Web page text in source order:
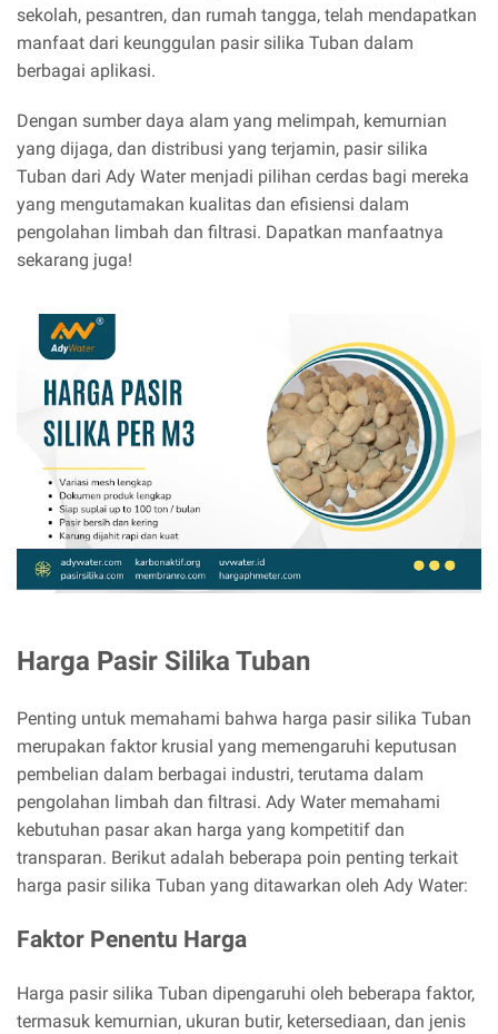
sekolah, pesantren, dan rumah tangga, telah mendapatkan
manfaat dari keunggulan pasir silika Tuban dalam
berbagai aplikasi.
Dengan sumber daya alam yang melimpah, kemurnian
yang dijaga, dan distribusi yang terjamin, pasir silika
Tuban dari Ady Water menjadi pilihan cerdas bagi mereka
yang mengutamakan kualitas dan efisiensi dalam
pengolahan limbah dan filtrasi. Dapatkan manfaatnya
sekarang juga!
Harga Pasir Silika Tuban
Penting untuk memahami bahwa harga pasir silika Tuban
merupakan faktor krusial yang memengaruhi keputusan
pembelian dalam berbagai industri, terutama dalam
pengolahan limbah dan filtrasi. Ady Water memahami
kebutuhan pasar akan harga yang kompetitif dan
transparan. Berikut adalah beberapa poin penting terkait
harga pasir silika Tuban yang ditawarkan oleh Ady Water:
Faktor Penentu Harga
Harga pasir silika Tuban dipengaruhi oleh beberapa faktor,
termasuk kemurnian, ukuran butir, ketersediaan, dan jenis